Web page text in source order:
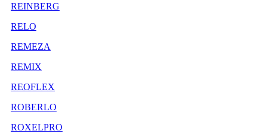
REINBERG
RELO
REMEZA
REMIX
REOFLEX
ROBERLO
ROXELPRO